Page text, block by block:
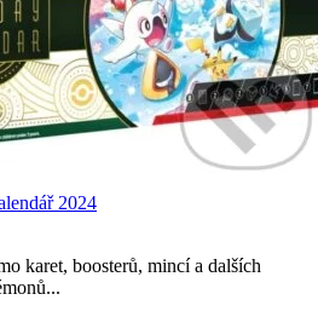
2024
karet, boosterů, mincí a dalších